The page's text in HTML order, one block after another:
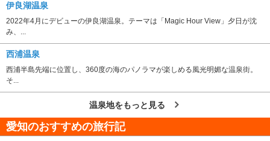
伊良湖温泉
2022年4月にデビューの伊良湖温泉。テーマは「Magic Hour View」夕日が沈
み、...
西浦温泉
西浦半島先端に位置し、360度の海のパノラマが楽しめる風光明媚な温泉街。
そ...
温泉地をもっと見る
愛知のおすすめの旅行記